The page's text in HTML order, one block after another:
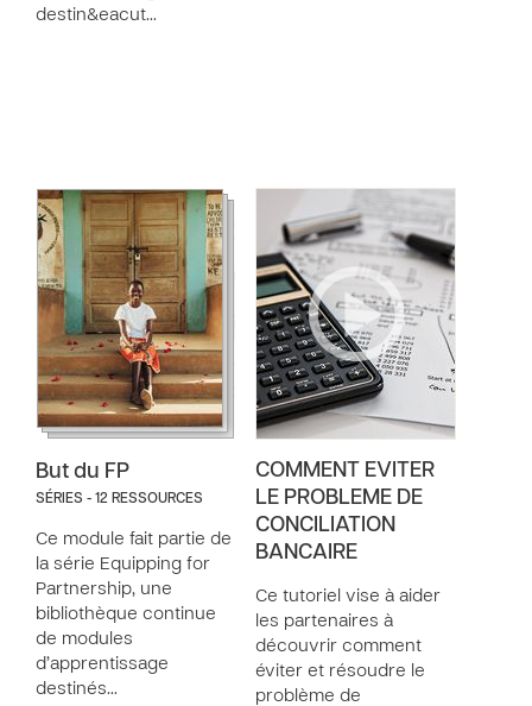
destin&eacut…
But du FP
SÉRIES - 12 RESSOURCES
Ce module fait partie de
la série Equipping for
Partnership, une
bibliothèque continue
de modules
d’apprentissage
destinés…
COMMENT EVITER
LE PROBLEME DE
CONCILIATION
BANCAIRE
Ce tutoriel vise à aider
les partenaires à
découvrir comment
éviter et résoudre le
problème de